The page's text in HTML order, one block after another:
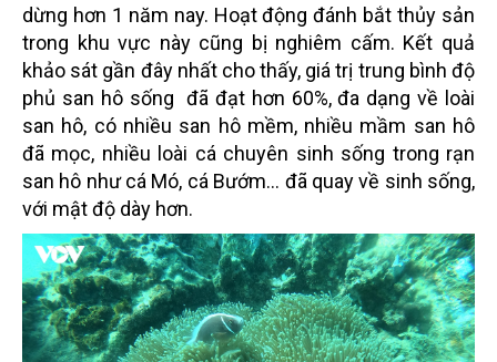
dừng hơn 1 năm nay. Hoạt động đánh bắt thủy sản
trong khu vực này cũng bị nghiêm cấm. Kết quả
khảo sát gần đây nhất cho thấy, giá trị trung bình độ
phủ san hô sống đã đạt hơn 60%, đa dạng về loài
san hô, có nhiều san hô mềm, nhiều mầm san hô
đã mọc, nhiều loài cá chuyên sinh sống trong rạn
san hô như cá Mó, cá Bướm… đã quay về sinh sống,
với mật độ dày hơn.